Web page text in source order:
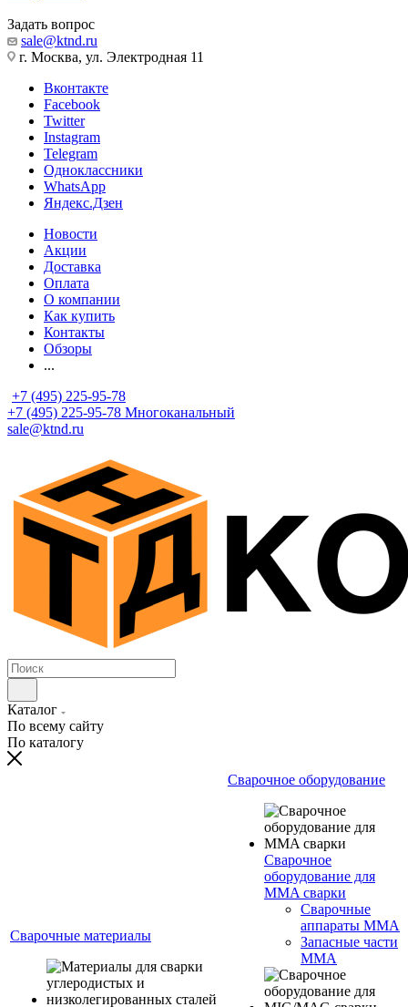
Задать вопрос
sale@ktnd.ru
г. Москва, ул. Электродная 11
Вконтакте
Facebook
Twitter
Instagram
Telegram
Одноклассники
WhatsApp
Яндекс.Дзен
Новости
Акции
Доставка
Оплата
О компании
Как купить
Контакты
Обзоры
...
+7 (495) 225-95-78
+7 (495) 225-95-78 Многоканальный
sale@ktnd.ru
Каталог
По всему сайту
По каталогу
Сварочные материалы
Сварочное оборудование
Сварочное
оборудование для
MMA сварки
Сварочные
аппараты MMA
Запасные части
MMA